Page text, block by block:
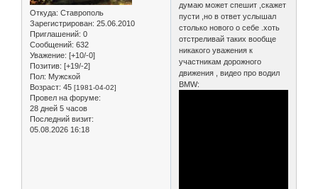
Откуда: Ставрополь
Зарегистрирован: 25.06.2010
Приглашений: 0
Сообщений: 632
Уважение: [+10/-0]
Позитив: [+19/-2]
Пол: Мужской
Возраст: 45 [1981-04-02]
Провел на форуме:
28 дней 5 часов
Последний визит:
05.08.2026 16:18
думаю может спешит ,скажет
пусти ,но в ответ услышал
столько нового о себе .хоть
отстреливай таких вообще
никакого уважения к
участникам дорожного
движения , видео про водил
BMW: